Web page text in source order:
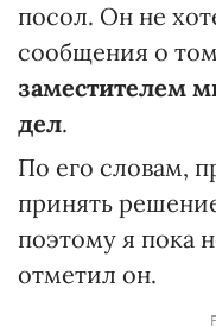
посол. Он не
сообщения о
заместителем
дел.
По его словам,
принять
поэтому я пока
отметил он.